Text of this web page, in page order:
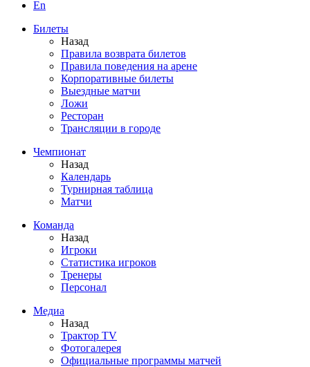
En
Билеты
Назад
Правила возврата билетов
Правила поведения на арене
Корпоративные билеты
Выездные матчи
Ложи
Ресторан
Трансляции в городе
Чемпионат
Назад
Календарь
Турнирная таблица
Матчи
Команда
Назад
Игроки
Статистика игроков
Тренеры
Персонал
Медиа
Назад
Трактор TV
Фотогалерея
Официальные программы матчей